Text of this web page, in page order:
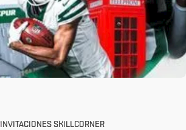
INVITACIONES SKILLCORNER